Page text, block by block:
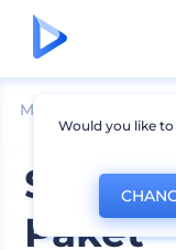
Mockups
Sport-
Paket
Would you like